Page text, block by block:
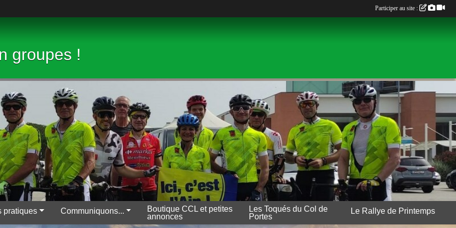
groupes !
pratiques Communiquons...
Boutique CCL et petites
annonces
Les Toqués du Col de
Portes
Le Rallye de Printemps
Participer au site :